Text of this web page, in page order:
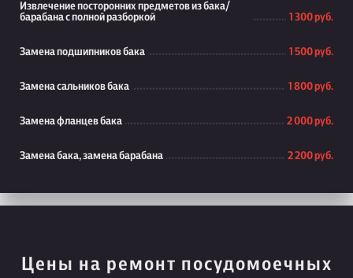
Извлечение посторонних предметов из бака/
барабана с полной разборкой
1 300 руб.
Замена подшипников бака 1 500 руб.
Замена сальников бака 1 800 руб.
Замена фланцев бака 2 000 руб.
Замена бака, замена барабана 2 200 руб.
Цены на ремонт посудомоечных